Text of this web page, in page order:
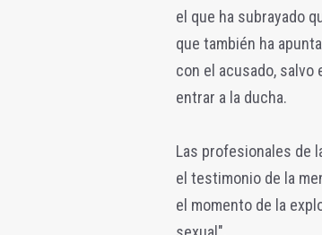
el que ha subrayado
que también ha
con el acusado, salvo
entrar a la ducha.
Las profesionales de
el testimonio de la
el momento de la